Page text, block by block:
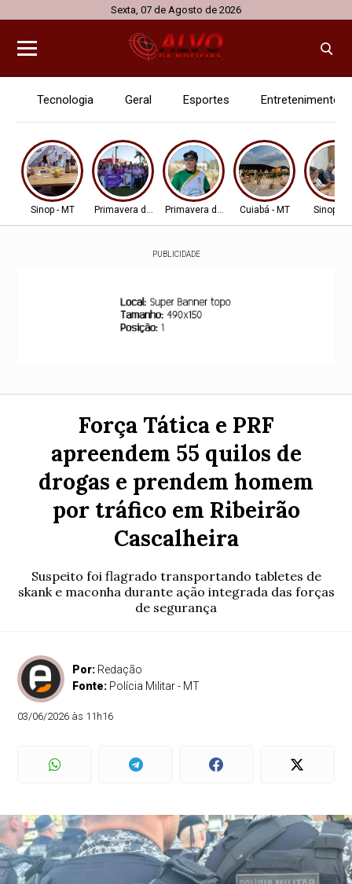
Sexta, 07 de Agosto de 2026
Tecnologia Geral Esportes Entretenimento
Sinop - MT Primavera do LestePrimavera do LesteCuiabá - MT Sinop -
PUBLICIDADE
Força Tática e PRF
apreendem 55 quilos de
drogas e prendem homem
por tráfico em Ribeirão
Cascalheira
Suspeito foi flagrado transportando tabletes de
skank e maconha durante ação integrada das forças
de segurança
Por: Redação
Fonte: Polícia Militar - MT
03/06/2026 às 11h16